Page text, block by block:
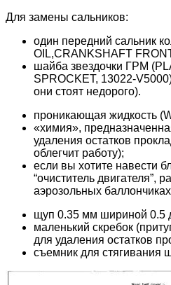
Для замены сальников:
один передний сальник
OIL,CRANKSHAFT
шайба звездочки ГРМ
SPROCKET, 13022-
они стоят недорого).
проникающая жидкость
«химия»,
удаления остатков
облегчит работу);
если вы хотите навести
“очиститель двигателя”,
аэрозольных
щуп 0.35 мм шириной 0.5
маленький скребок
для удаления остатков
съемник для стягивания